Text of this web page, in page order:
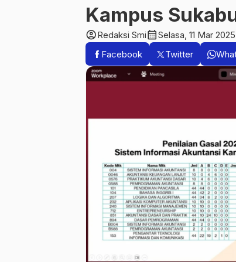
Kampus
account_circleRedaksi Smicalendar_monthSelasa, 11 Mar 2025
Facebook
Twitter